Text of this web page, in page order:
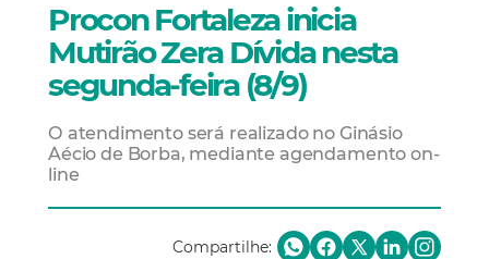
Procon Fortaleza inicia
Mutirão Zera Dívida nesta
segunda-feira (8/9)
O atendimento será realizado no Ginásio
Aécio de Borba, mediante agendamento on-
line
Compartilhe: